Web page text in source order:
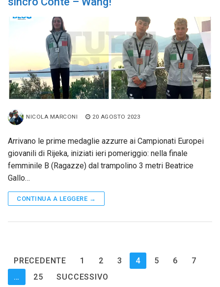
NICOLA MARCONI 20 AGOSTO 2023
Arrivano le prime medaglie azzurre ai Campionati Europei
giovanili di Rijeka, iniziati ieri pomeriggio: nella finale
femminile B (Ragazze) dal trampolino 3 metri Beatrice
Gallo…
CONTINUA A LEGGERE →
Paginazione
degli
PRECEDENTE 1 2 3 4 5 6
7
…
25 SUCCESSIVO